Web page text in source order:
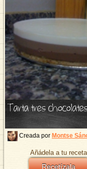
Tarta tres
Creada por Montse
Añádela a tu
Recetízala